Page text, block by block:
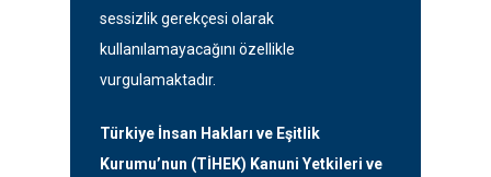
sessizlik gerekçesi olarak
kullanılamayacağını özellikle
vurgulamaktadır.
Türkiye İnsan Hakları ve Eşitlik
Kurumu’nun (TİHEK) Kanuni Yetkileri ve